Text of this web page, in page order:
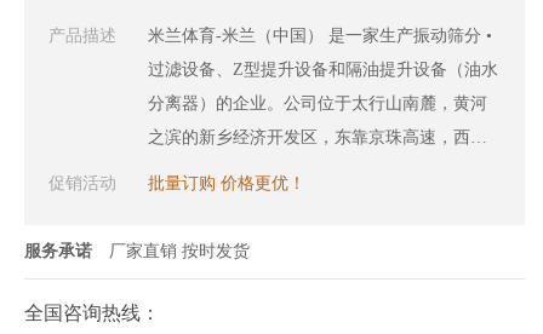
产品描述
米兰体育-米兰（中国） 是一家生产振动筛分 •
过滤设备、Z型提升设备和隔油提升设备（油水
分离器）的企业。公司位于太行山南麓，黄河
之滨的新乡经济开发区，东靠京珠高速，西临
京广铁路，中有107国道，交通便利，四通八
促销活动 批量订购 价格更优！
服务承诺 厂家直销 按时发货
全国咨询热线：